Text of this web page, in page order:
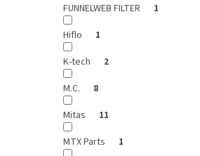
FUNNELWEB FILTER 1
Hiflo 1
K-tech 2
M.C. 8
Mitas 11
MTX Parts 1